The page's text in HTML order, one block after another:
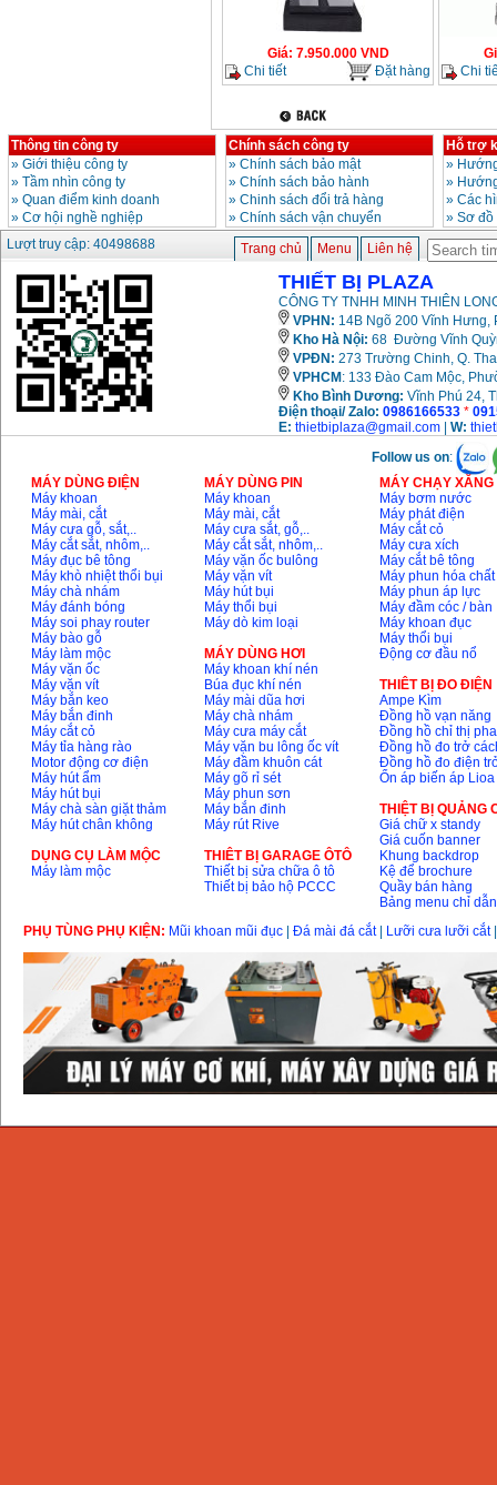
Giá:3980000
Máy cưa xích chạy
xăng Stihl MS661
Giá :29900000
Máy cắt góc đa năng
(1510W)
Giá:
Bộ máy khoan 100
chi tiết Bosch GSB
13RE (650W)
Giá: 2200000
Máy khoan Bosch
GSB 16RE (750W)
Giá:
Động cơ xăng Honda
GX160 (5.5HP)
Giá:7200000
Máy mài 100mm
Makita 9553B (710W)
Giá
Giá: 7.950.000VND
Chi tiết
Đặt hàng
Chi
Thông tin công ty
» Giới thiệu công ty
» Tầm nhìn công ty
» Quan điểm kinh doanh
» Cơ hội nghề nghiệp
Chính sách công ty
» Chính sách bảo mật
» Chính sách bảo hành
» Chinh sách đổi trả hàng
» Chính sách vận chuyển
Hỗ trợ
»
»
» Các
» Sơ
Lượt truy cập: 40498688
Trang chủ Menu Liên hệ
THIẾT BỊ PLAZA
CÔNG TY TNHH MINH THIÊN
VPHN: 14B Ngõ 200 Vĩnh Hưng,
Kho Hà Nội: 68 Đường Vĩnh
VPĐN: 273 Trường Chinh, Q.
VPHCM : 133 Đào Cam Mộc,
Kho Bình Dương: Vĩnh Phú 24,
Điện thoại/ Zalo: 0986166533 *
E: thietbiplaza@gmail.com W:
Follow us on:
MÁY DÙNG ĐIỆN
Máy khoan
Máy mài, cắt
Máy cưa gỗ, sắt,..
Máy cắt sắt, nhôm,..
Máy đục bê tông
Máy khò nhiệt thổi bụi
Máy chà nhám
Máy đánh bóng
Máy soi phay router
Máy bào gỗ
Máy làm mộc
Máy vặn ốc
Máy vặn vít
Máy bắn keo
Máy bắn đinh
Máy cắt cỏ
Máy tỉa hàng rào
Motor động cơ điện
Máy hút ẩm
Máy hút bụi
Máy chà sàn giặt thảm
Máy hút chân không
DỤNG CỤ LÀM MỘC
Máy làm mộc
MÁY DÙNG PIN
Máy khoan
Máy mài, cắt
Máy cưa sắt, gỗ,..
Máy cắt sắt, nhôm,..
Máy vặn ốc bulông
Máy vặn vít
Máy hút bụi
Máy thổi bụi
Máy dò kim loại
MÁY DÙNG HƠI
Máy khoan khí nén
Búa đục khí nén
Máy mài dũa hơi
Máy chà nhám
Máy cưa máy cắt
Máy vặn bu lông ốc vít
Máy đầm khuôn cát
Máy gõ rỉ sét
Máy phun sơn
Máy bắn đinh
Máy rút Rive
THIÊT BỊ GARAGE ÔTÔ
Thiết bị sửa chữa ô tô
Thiết bị bảo hộ PCCC
MÁY CHẠY
Máy bơm nước
Máy phát điện
Máy cắt cỏ
Máy cưa xích
Máy cắt bê tông
Máy phun hóa chất
Máy phun áp lực
Máy đầm cóc / bàn
Máy khoan đục
Máy thổi bụi
Động cơ đầu nổ
THIÊT BỊ ĐO ĐIỆN
Ampe Kìm
Đồng hồ vạn năng
Đồng hồ chỉ thị pha
Đồng hồ đo trở
Đồng hồ đo điện
Ổn áp biến áp Lioa
THIỆT BỊ QUẢNG
Giá chữ x standy
Giá cuốn banner
Khung backdrop
Kệ để brochure
Quầy bán hàng
Bảng menu chỉ dẫn
PHỤ TÙNG PHỤ KIỆN: Mũi khoan mũi đục Đá mài đá cắt| Lưỡi cưa lưỡi cắt